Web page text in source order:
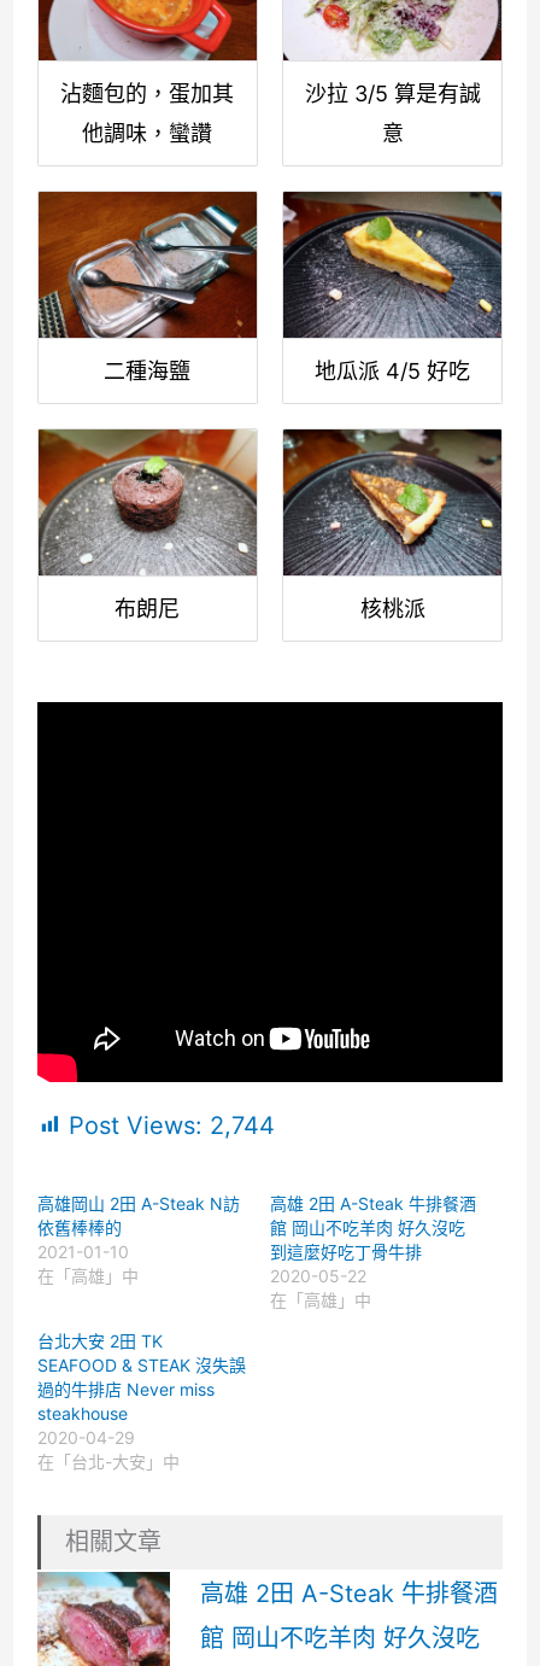
沾麵包的，蛋加其
他調味，蠻讚
沙拉 3/5 算是有誠
意
二種海鹽 地瓜派 4/5 好吃
布朗尼 核桃派
Post Views: 2,744
高雄岡山 2田 A-Steak N訪
依舊棒棒的
2021-01-10
在「高雄」中
高雄 2田 A-Steak 牛排餐酒
館 岡山不吃羊肉 好久沒吃
到這麼好吃丁骨牛排
2020-05-22
在「高雄」中
台北大安 2田 TK
SEAFOOD & STEAK 沒失誤
過的牛排店 Never miss
steakhouse
2020-04-29
在「台北-大安」中
相關文章
高雄 2田 A-Steak 牛排餐酒
館 岡山不吃羊肉 好久沒吃